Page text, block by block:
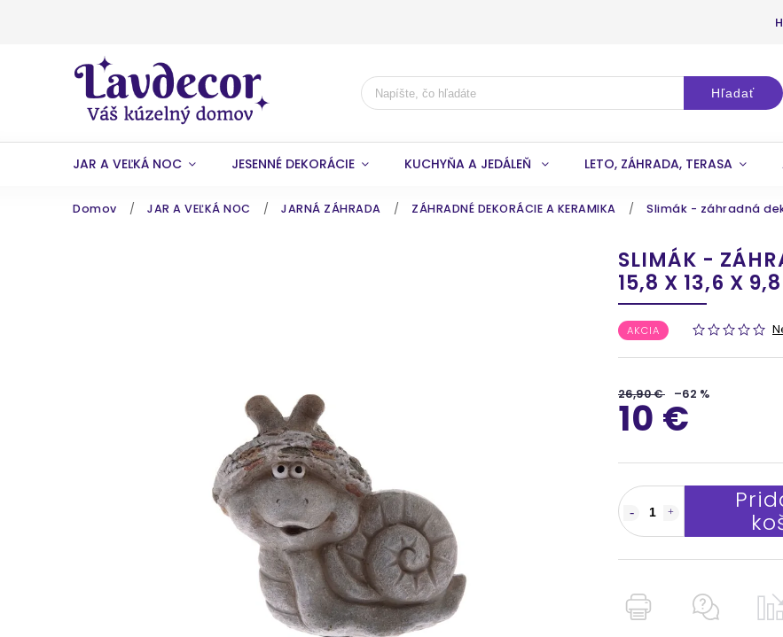
Hľadať
JAR A VEĽKÁ NOC JESENNÉ DEKORÁCIE KUCHYŇA A JEDÁLEŇ LETO, ZÁHRADA, TERASA
Domov / JAR A VEĽKÁ NOC / JARNÁ ZÁHRADA / ZÁHRADNÉ DEKORÁCIE A KERAMIKA / Slimák - záhradná
SLIMÁK -
15,8 X 13,6 X
AKCIA
26,90 € –62 %
10 €